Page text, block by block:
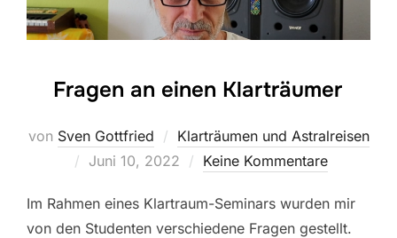
Fragen an einen Klarträumer
von Sven Gottfried
Klarträumen und Astralreisen
Veröffentlicht
Juni 10, 2022 Keine Kommentare
Im Rahmen eines Klartraum-Seminars wurden mir
von den Studenten verschiedene Fragen gestellt.